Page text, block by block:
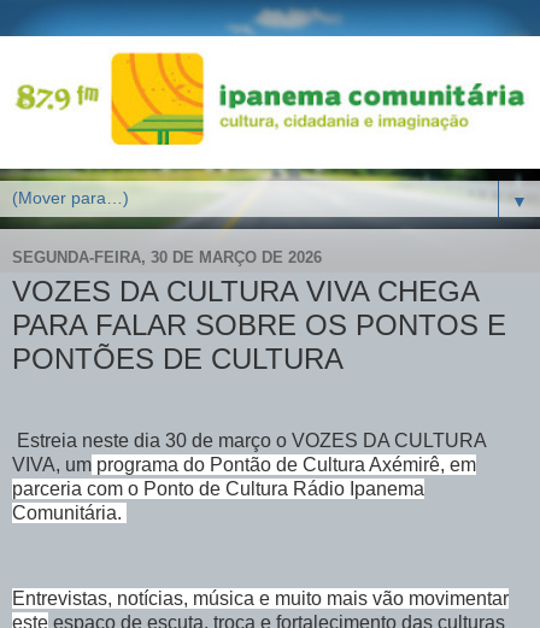
▼
SEGUNDA-FEIRA, 30 DE MARÇO DE 2026
VOZES DA CULTURA VIVA CHEGA
PARA FALAR SOBRE OS PONTOS E
PONTÕES DE CULTURA
Estreia neste dia 30 de março o VOZES DA CULTURA
VIVA, um programa do Pontão de Cultura Axémirê, em
parceria com o Ponto de Cultura Rádio Ipanema
Comunitária.
Entrevistas, notícias, música e muito mais vão movimentar
este espaço de escuta, troca e fortalecimento das culturas